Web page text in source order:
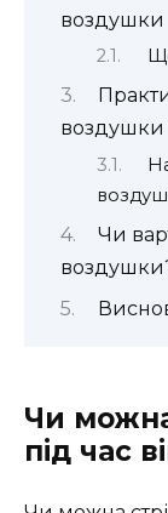
воздушки
воздушки
Чи
Чи
під час